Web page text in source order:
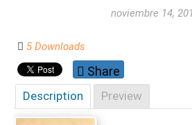
noviembre 14,
5 Downloads
Share
Description Preview